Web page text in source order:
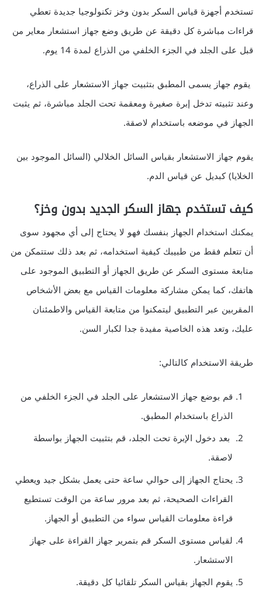
تستخدم أجهزة قياس السكر بدون وخز تكنولوجيا جديدة تعطي
قراءات مباشرة كل دقيقة عن طريق وضع جهاز استشعار معاير من
قبل على الجلد في الجزء الخلفي من الذراع لمدة 14 يوم.
يقوم جهاز يسمى المطبق بتثبيت جهاز الاستشعار على الذراع،
وعند تثبيته تدخل إبرة صغيرة ومعقمة تحت الجلد مباشرة، ثم يثبت
الجهاز في موضعه باستخدام لاصقة.
يقوم جهاز الاستشعار بقياس السائل الخلالي (السائل الموجود بين
الخلايا) كبديل عن قياس الدم.
كيف تستخدم جهاز السكر الجديد بدون وخز؟
يمكنك استخدام الجهاز بنفسك فهو لا يحتاج إلى أي مجهود سوى
أن تتعلم فقط من طبيبك كيفية استخدامه، ثم بعد ذلك ستتمكن من
متابعة مستوى السكر عن طريق الجهاز أو التطبيق الموجود على
هاتفك، كما يمكن مشاركة معلومات القياس مع بعض الأشخاص
المقربين عبر التطبيق ليتمكنوا من متابعة القياس والاطمئنان
عليك، وتعد هذه الخاصية مفيدة جدا لكبار السن.
طريقة الاستخدام كالتالي:
قم بوضع جهاز الاستشعار على الجلد في الجزء الخلفي من
الذراع باستخدام المطبق.
بعد دخول الإبرة تحت الجلد، قم بتثبيت الجهاز بواسطة
لاصقة.
يحتاج الجهاز إلى حوالي ساعة حتى يعمل بشكل جيد ويعطي
القراءات الصحيحة، ثم بعد مرور ساعة من الوقت تستطيع
قراءة معلومات القياس سواء من التطبيق أو الجهاز.
لقياس مستوى السكر قم بتمرير جهاز القراءة على جهاز
الاستشعار.
يقوم الجهاز بقياس السكر تلقائيا كل دقيقة.